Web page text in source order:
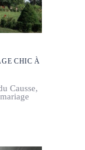
CHIC À
Causse,